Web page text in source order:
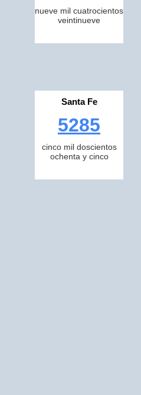
nueve mil cuatrocientos
veintinueve
Santa Fe
5285
cinco mil doscientos
ochenta y cinco